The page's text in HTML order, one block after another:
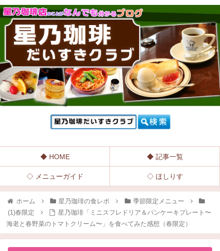
◆ HOME ◆ 記事一覧
◇ メニューガイド ◇ ほしりす
ホーム 星乃珈琲の食レポ
季節限定メニュー
(1)春限定
星乃珈琲「ミニスフレドリア＆パンケーキプレート〜
海老と春野菜のトマトクリーム〜」を食べてみた感想（春限定）